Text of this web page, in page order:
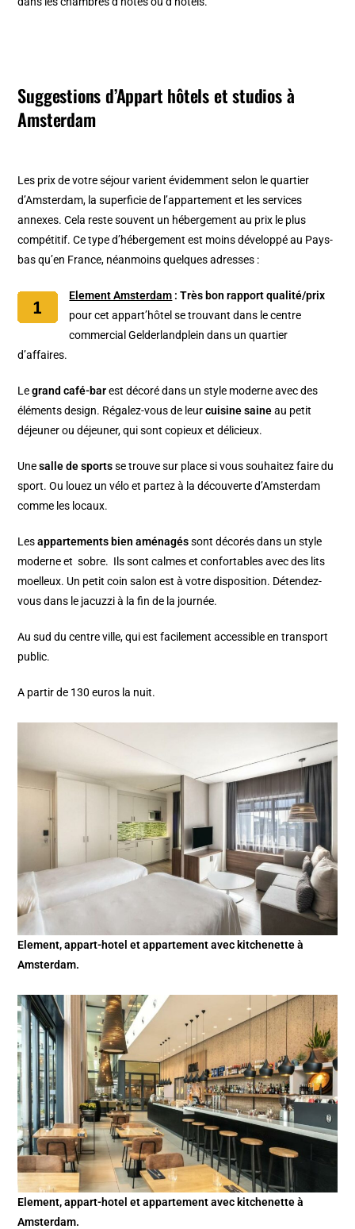
Suggestions d’Appart hôtels et studios à
Amsterdam
Les prix de votre séjour varient évidemment selon le quartier
d’Amsterdam, la superficie de l’appartement et les services
annexes. Cela reste souvent un hébergement au prix le plus
compétitif. Ce type d’hébergement est moins développé au Pays-
bas qu’en France, néanmoins quelques adresses :
Element Amsterdam : Très bon rapport qualité/prix
pour cet appart’hôtel se trouvant dans le centre
commercial Gelderlandplein dans un quartier
d’affaires.
Legrand café-barest décoré dans un style moderne avec des
éléments design. Régalez-vous de leurcuisine saineau petit
déjeuner ou déjeuner, qui sont copieux et délicieux.
Unesalle de sportsse trouve sur place si vous souhaitez faire du
sport. Ou louez un vélo et partez à la découverte d’Amsterdam
comme les locaux.
Lesappartements bien aménagéssont décorés dans un style
moderne et sobre. Ils sont calmes et confortables avec des lits
moelleux. Un petit coin salon est à votre disposition. Détendez-
vous dans le jacuzzi à la fin de la journée.
Au sud du centre ville, qui est facilement accessible en transport
public.
A partir de 130 euros la nuit.
Element, appart-hotel et appartement avec kitchenette à
Amsterdam.
Element, appart-hotel et appartement avec kitchenette à
Amsterdam.